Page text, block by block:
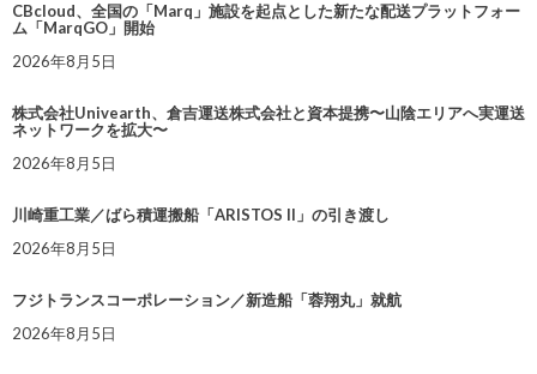
CBcloud、全国の「Marq」施設を起点とした新たな配送プラットフォー
ム「MarqGO」開始
2026年8月5日
株式会社Univearth、倉吉運送株式会社と資本提携〜山陰エリアへ実運送
ネットワークを拡大〜
2026年8月5日
川崎重工業／ばら積運搬船「ARISTOS II」の引き渡し
2026年8月5日
フジトランスコーポレーション／新造船「蓉翔丸」就航
2026年8月5日